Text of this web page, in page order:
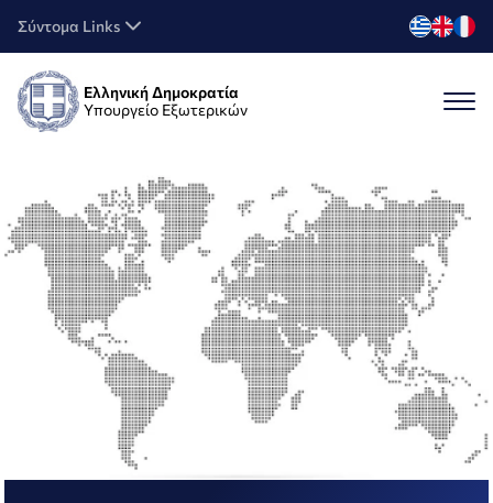
Σύντομα Links
Ελληνική Δημοκρατία
Υπουργείο Εξωτερικών